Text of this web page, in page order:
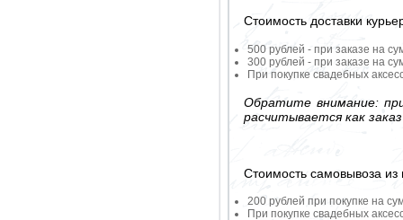
Стоимость доставки
500 рублей - при заказе на
300 рублей - при заказе на
При покупке свадебных
Обратите внимание:
расчитывается как
Стоимость самовывоза из
200 рублей при покупке на
При покупке свадебных